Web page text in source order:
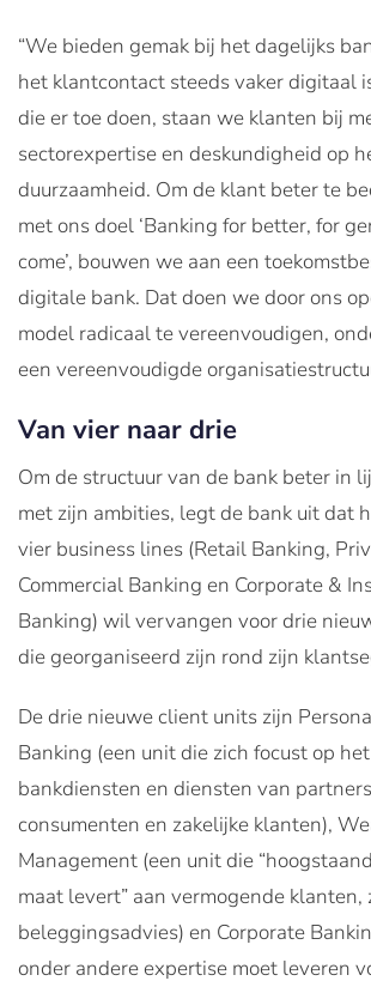
“We bieden gemak bij het dagelijks
het klantcontact steeds vaker digitaal
die er toe doen, staan we klanten bij
sectorexpertise en deskundigheid op
duurzaamheid. Om de klant beter te
met ons doel ‘Banking for better, for
come’, bouwen we aan een
digitale bank. Dat doen we door ons
model radicaal te vereenvoudigen,
een vereenvoudigde
Van vier naar drie
Om de structuur van de bank beter in
met zijn ambities, legt de bank uit dat
vier business lines (Retail Banking,
Commercial Banking en Corporate &
Banking) wil vervangen voor drie
die georganiseerd zijn rond zijn
De drie nieuwe client units zijn
Banking (een unit die zich focust op
bankdiensten en diensten van
consumenten en zakelijke klanten),
Management (een unit die
maat levert” aan vermogende klanten,
beleggingsadvies) en Corporate
onder andere expertise moet leveren